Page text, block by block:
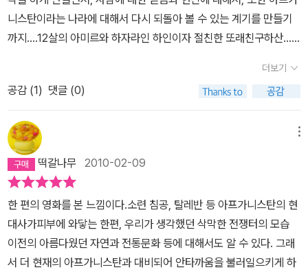
아버지 바바는 이 대회의 승자였고, 자신의 아들도 승자가 되길 원했
다. 이 대회에는 또 한가지의 선물이 있었다. 그것은 바로 승자가 마지
전에 떨어질 곳으로 미리 가서 기다리고 있다가 그 연을 차지했다.아
미르가 13살 되던 해, 그는 연날리기 대회의 승자가 되었고 하산은 아
미르를 위해 연을 쫓아 갔다. 사람들의 박수를 받으며 뒤늦게 하산을
따라가기 시작한 아미르는 보지 말아야 할 것을 보고 말았다. 막다른
골목에 하산과 연, 벗어놓은 하산의 바지, 그리고 아세프 일당이 있었
다. 하산은 연을 지키기 위해 아세프의 몹쓸 짓에도 저항할 수 없었다.
아미르는 그것을 몰래 숨어서 지켜만 보았다. 그날 이후 하산은 한동
안 아팠고, 아미르는 하산을 멀리하기 시작했다. 하산을 보는 것이 괴
로웠던 아미르는 결국 하산에게 도둑 누명을 씌우고 집에서 나가게
만들었다. 하산의 아버지 알리와 함께 자란 아버지 바바는 울면서 알
리에게 애원했지만, 알리는 하산의 손을 잡고 집에서 나가버렸다.그
가 날아 왔다. 유리 위에거미줄 처럼 퍼진 금이 딱 소리를 내며 날카로
운 조각이 되어 부서졌다. 아미르의 고백이 그랬고,소랍의 양 같은 눈
이 그랬다. 그리고 널 위해 천번이라도 하겠다는 주문같은 말이 두고
두고 맴돈다.나도 그랬을 것이다. 부모의 사랑을 이해하지 못하고 그
의 그런 잘못을 맘에 품었으며 친구의 믿음에 배신으로 답하고 그리
어 숨어 있던 나의 진실을 누구에게도 알리지 않는 것은 아마 평생 내
려놓지 못 할 짐일 것이다.
니스탄이라는 나라에 대해서 다시 되돌아 볼 수 있는 계기를 만들기
까지....12살의 아미르와 하자라인 하인이자 절친한 또래친구하산...
면이나 공부하는 면에 있어서는 아미르가 훨씬 많은 혜택을 받으면서
자랐지만...한편으로는 아미르의 유약함을 늘 걱정한다.연날리기 대
회에서 우승하는것과 마지막 연을 쫓아가서 가져오는것으로서 아버
지에게 인정을 받는것과 사랑을 회복했지만 그 사랑의 대가로 평생을
지울수 없는 상처를 남긴다.자신을 위해서라면 뭐든지 하겠다는 헌신
적인 친구 하산이 마지막 연을 쫓아가다가 평소 아미르와 하산을 못
마땅하게 여기는 친구들에게 성폭행 당하는것을 목격하고 만것이다.
연을 포기하면 위험에서 벗어날 수 있었지만, 포기하는 대가로 아버
지의 사랑을 회복할 기회를 잃을거란 생각과 그 아이들에 대한 두려
움으로도망을 치고 만다... 하산이 자신을 보지 못했을거라는 생각으
로..그뿐 아니라 하산을 마주보기 힘들었던 탓에 도둑 누명을 씌워 하
더보기
공감 (1) 댓글 (0)
떡갈나무 2010-02-09
한 편의 영화를 본 느낌이다.소련 침공, 탈레반 등 아프가니스탄의 현
대사가피부에 와닿는 한편, 우리가 생각했던 삭막한 전쟁터의 모습
이전의 아름다웠던 자연과 전통문화 등에 대해서도 알 수 있다. 그래
서 더 현재의 아프가니스탄과 대비되어 안타까움을 불러일으키게 하